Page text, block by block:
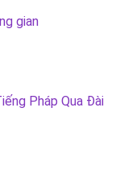
gian
Pháp Qua Đài